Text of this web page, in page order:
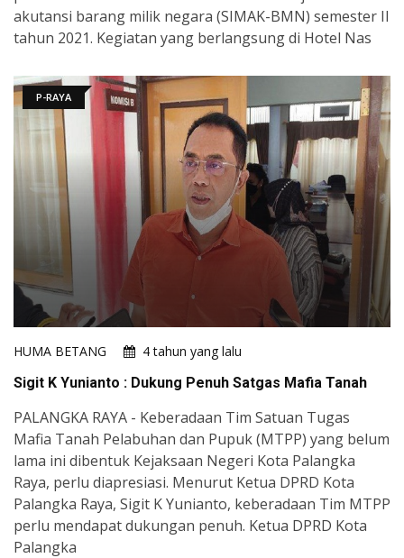
akutansi barang milik negara (SIMAK-BMN) semester II
tahun 2021. Kegiatan yang berlangsung di Hotel Nas
P-RAYA
HUMA BETANG
4 tahun yang lalu
Sigit K Yunianto : Dukung Penuh Satgas Mafia Tanah
PALANGKA RAYA - Keberadaan Tim Satuan Tugas
Mafia Tanah Pelabuhan dan Pupuk (MTPP) yang belum
lama ini dibentuk Kejaksaan Negeri Kota Palangka
Raya, perlu diapresiasi. Menurut Ketua DPRD Kota
Palangka Raya, Sigit K Yunianto, keberadaan Tim MTPP
perlu mendapat dukungan penuh. Ketua DPRD Kota
Palangka